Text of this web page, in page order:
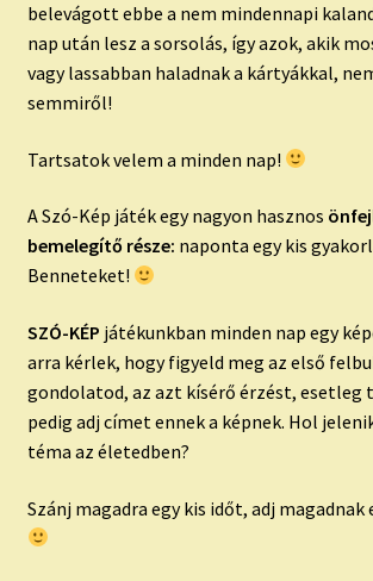
belevágott ebbe a nem mindennapi
nap után lesz a sorsolás, így azok, akik
vagy lassabban haladnak a kártyákkal,
semmiről!
Tartsatok velem a minden nap!
A Szó-Kép játék egy nagyon hasznos
bemelegítő része: naponta egy kis
Benneteket!
SZÓ-KÉP játékunkban minden nap egy
arra kérlek, hogy figyeld meg az első
gondolatod, az azt kísérő érzést,
pedig adj címet ennek a képnek. Hol
téma az életedben?
Szánj magadra egy kis időt, adj magadnak